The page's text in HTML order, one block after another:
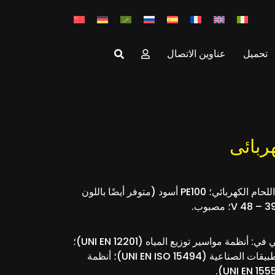
تحميل عناوين الاتصال
ض المميزات: مجموعة وصلات اللحام الكهربائي؛ PE100 أسود (متوفر أيضًا باللون
45° للحام كهربائي في: أنظمة مواسير توزيع المياه (UNI EN 12201)؛
أنظمة المواسير المُستخدمة للتطبيقات الصناعية (UNI EN ISO 15494)؛ أنظمة